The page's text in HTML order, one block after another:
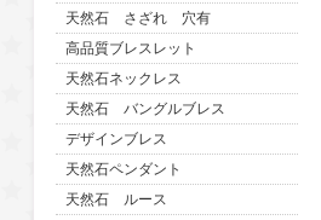
天然石 さざれ 穴有
高品質ブレスレット
天然石ネックレス
天然石 バングルブレス
デザインブレス
天然石ペンダント
天然石 ルース